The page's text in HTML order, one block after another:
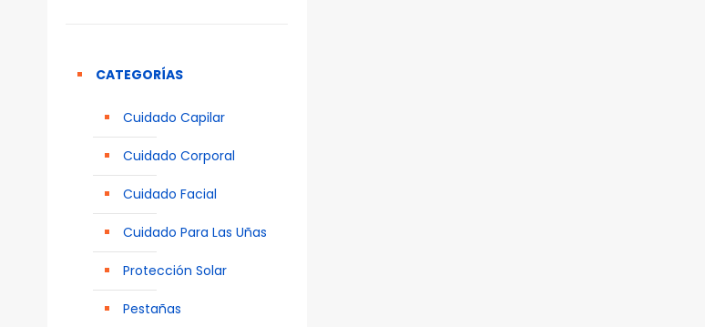
CATEGORÍAS
Cuidado Capilar
Cuidado Corporal
Cuidado Facial
Cuidado Para Las Uñas
Protección Solar
Pestañas